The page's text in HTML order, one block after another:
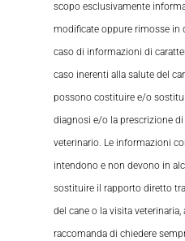
scopo esclusivamente
modificate oppure rimosse in
caso di informazioni di
caso inerenti alla salute del
possono costituire e/o
diagnosi e/o la prescrizione
veterinario. Le informazioni
intendono e non devono in
sostituire il rapporto diretto
del cane o la visita veterinaria,
raccomanda di chiedere